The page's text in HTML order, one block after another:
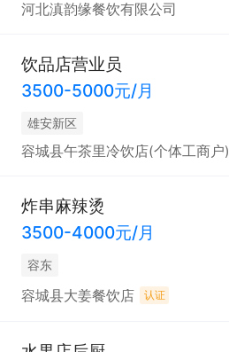
河北滇韵缘餐饮有限公司
饮品店营业员
3500-5000元/月
雄安新区
容城县午茶里冷饮店(个体工商户)
炸串麻辣烫
3500-4000元/月
容东
容城县大姜餐饮店 认证